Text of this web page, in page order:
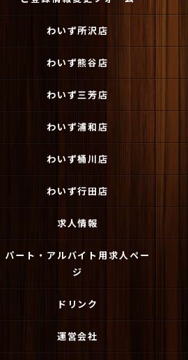
わいず所沢店
わいず熊谷店
わいず三芳店
わいず浦和店
わいず桶川店
わいず行田店
求人情報
パート・アルバイト用求人ペー
ジ
ドリンク
運営会社